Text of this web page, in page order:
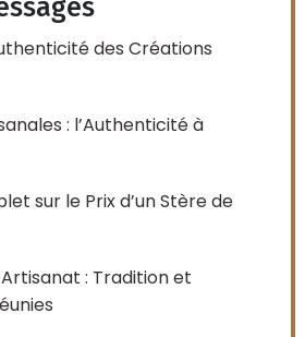
des Créations
: l’Authenticité à
sur le Prix d’un Stère de
: Tradition et